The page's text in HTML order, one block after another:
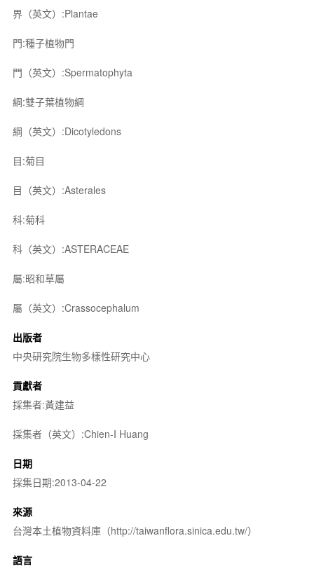
界（英文）:Plantae
門:種子植物門
門（英文）:Spermatophyta
綱:雙子葉植物綱
綱（英文）:Dicotyledons
目:菊目
目（英文）:Asterales
科:菊科
科（英文）:ASTERACEAE
屬:昭和草屬
屬（英文）:Crassocephalum
出版者
中央研究院生物多樣性研究中心
貢獻者
採集者:黃建益
採集者（英文）:Chien-I Huang
日期
採集日期:2013-04-22
來源
台灣本土植物資料庫（http://taiwanflora.sinica.edu.tw/）
語言